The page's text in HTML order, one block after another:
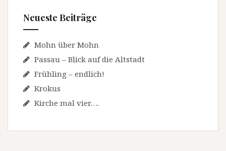
Neueste Beiträge
Mohn über Mohn
Passau – Blick auf die Altstadt
Frühling – endlich!
Krokus
Kirche mal vier….